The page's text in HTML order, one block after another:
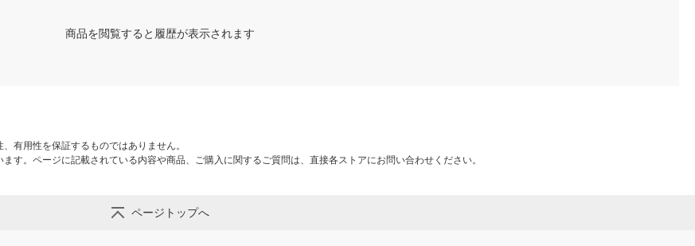
商品を閲覧すると履歴が表示されます
有用性を保証するものではありません。
す。ページに記載されている内容や商品、ご購入に関するご質問は、直接各ストアにお問い合わせください。
ページトップへ